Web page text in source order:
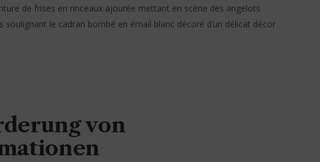
de frises en rinceaux ajourée mettant en scène des angelots
le cadran bombé en émail blanc décoré d’un délicat décor
von